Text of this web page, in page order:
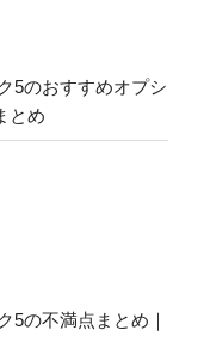
5のおすすめオプシ
とめ
5の不満点まとめ｜